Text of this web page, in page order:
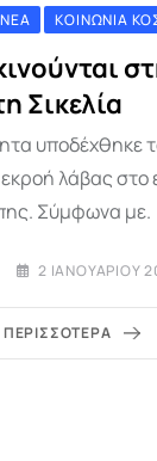
ΝΈΑ ΚΟΙΝΩΝΊΑ
Σικελία
υποδέχθηκε
λάβας στο
Σύμφωνα με.
2 ΙΑΝΟΥΑΡΊΟΥ
ΠΕΡΙΣΣΌΤΕΡΑ